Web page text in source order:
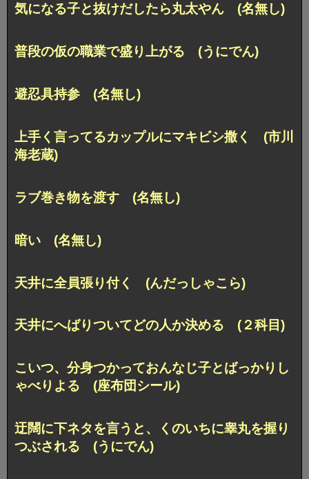
気になる子と抜けだしたら丸太やん (名無し)
普段の仮の職業で盛り上がる (うにでん)
避忍具持参 (名無し)
上手く言ってるカップルにマキビシ撒く (市川
海老蔵)
ラブ巻き物を渡す (名無し)
暗い (名無し)
天井に全員張り付く (んだっしゃこら)
天井にへばりついてどの人か決める (２科目)
こいつ、分身つかっておんなじ子とばっかりし
ゃべりよる (座布団シール)
迂闊に下ネタを言うと、くのいちに睾丸を握り
つぶされる (うにでん)